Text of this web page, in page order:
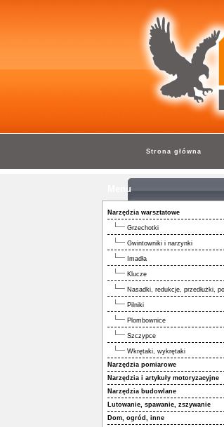
Strona główna
Menu
Narzędzia warsztatowe
Grzechotki
Gwintowniki i narzynki
Imadła
Klucze
Nasadki, redukcje, przedłużki,
Pilniki
Plombownice
Szczypce
Wkrętaki, wykrętaki
Narzędzia pomiarowe
Narzędzia i artykuły motoryzacyjne
Narzędzia budowlane
Lutowanie, spawanie, zszywanie
Dom, ogród, inne